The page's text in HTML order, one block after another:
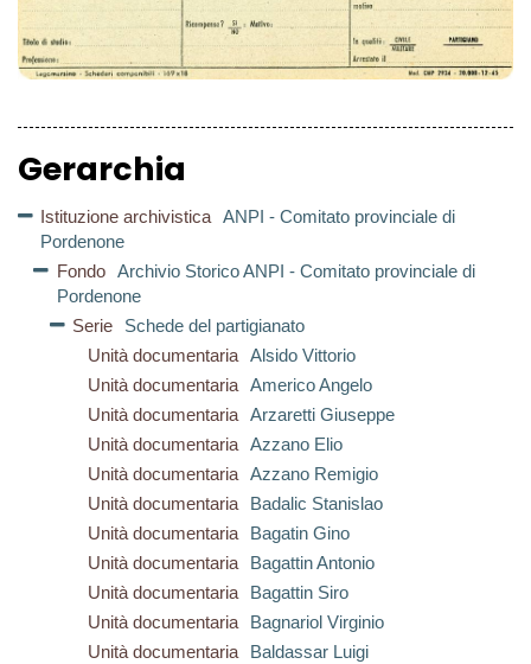
Gerarchia
Istituzione archivistica
ANPI - Comitato provinciale di
Pordenone
Fondo
Archivio Storico ANPI - Comitato provinciale di
Pordenone
Serie
Schede del partigianato
Unità documentaria
Alsido Vittorio
Unità documentaria
Americo Angelo
Unità documentaria
Arzaretti Giuseppe
Unità documentaria
Azzano Elio
Unità documentaria
Azzano Remigio
Unità documentaria
Badalic Stanislao
Unità documentaria
Bagatin Gino
Unità documentaria
Bagattin Antonio
Unità documentaria
Bagattin Siro
Unità documentaria
Bagnariol Virginio
Unità documentaria
Baldassar Luigi